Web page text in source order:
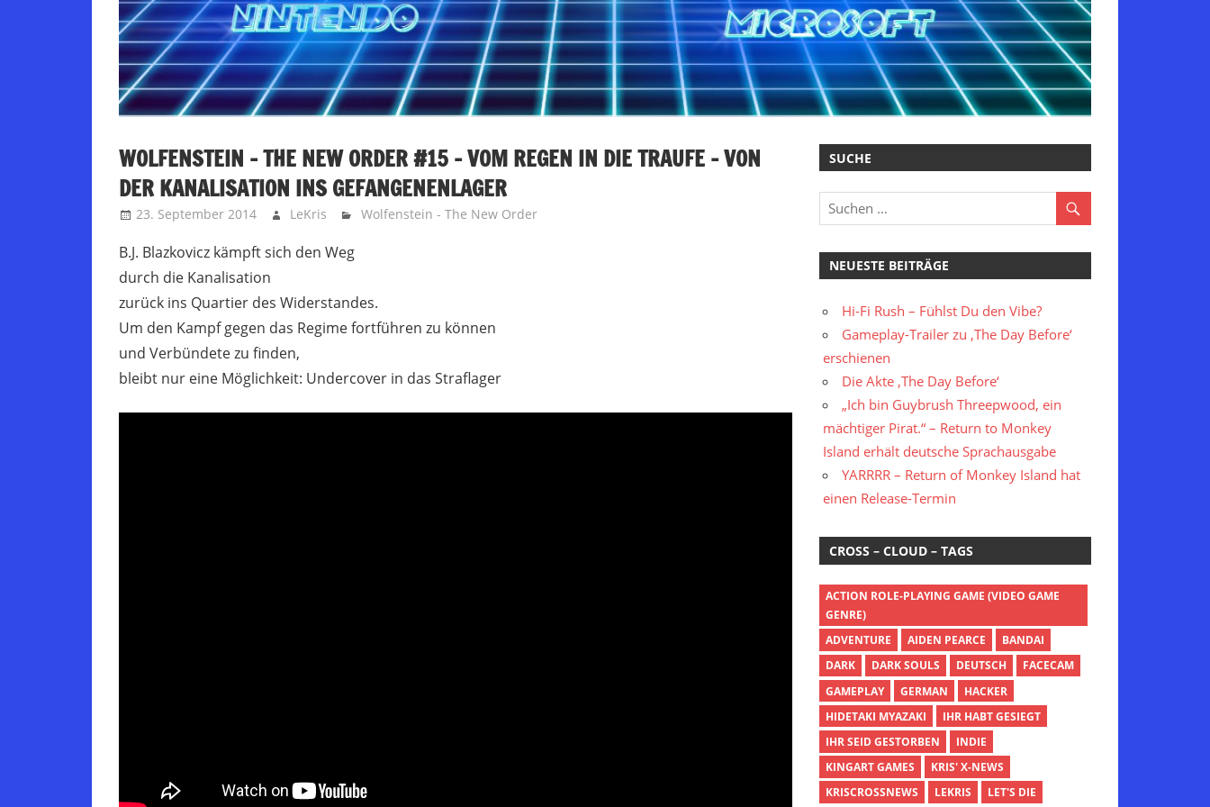
WOLFENSTEIN – THE NEW ORDER #15 – VOM REGEN IN DIE TRAUFE – VON
DER KANALISATION INS GEFANGENENLAGER
23. September 2014 LeKris Wolfenstein - The New Order
B.J. Blazkovicz kämpft sich den Weg
durch die Kanalisation
zurück ins Quartier des Widerstandes.
Um den Kampf gegen das Regime fortführen zu können
und Verbündete zu finden,
bleibt nur eine Möglichkeit: Undercover in das Straflager
SUCHE
NEUESTE BEITRÄGE
Hi-Fi Rush – Fühlst Du den Vibe?
Gameplay-Trailer zu ‚The Day Before‘
erschienen
Die Akte ‚The Day Before‘
„Ich bin Guybrush Threepwood, ein
mächtiger Pirat.“ – Return to Monkey
Island erhält deutsche Sprachausgabe
YARRRR – Return of Monkey Island hat
einen Release-Termin
CROSS – CLOUD – TAGS
ACTION ROLE-PLAYING GAME (VIDEO GAME
GENRE)
ADVENTURE
AIDEN PEARCE
BANDAI
DARK
DARK SOULS DEUTSCH
FACECAM
GAMEPLAY
GERMAN
HACKER
HIDETAKI MYAZAKI
IHR HABT GESIEGT
IHR SEID GESTORBEN
INDIE
KINGART GAMES
KRIS' X-NEWS
KRISCROSSNEWS
LEKRIS
LET'S DIE